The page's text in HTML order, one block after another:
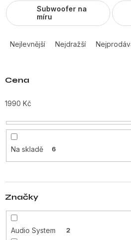
Subwoofer na
míru
a
n
í
r
o
d
u
t
Nejlevnější Nejdražší
Cena
1990 Kč
Na skladě 6
Značky
Audio System 2